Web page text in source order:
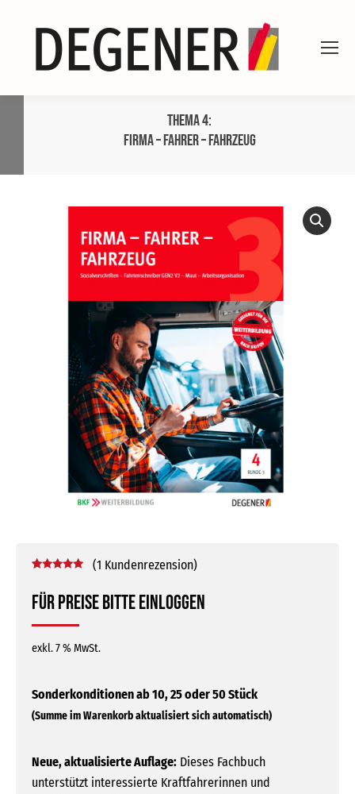
Thema 4:
Firma – Fahrer – Fahrzeug
Für Preise bitte einloggen
5.00
basierend
Kundenbewertung
(1 Kundenrezension)
exkl. 7 % MwSt.
Neue, aktualisierte Auflage: Dieses Fachbuch
unterstützt interessierte Kraftfahrerinnen und